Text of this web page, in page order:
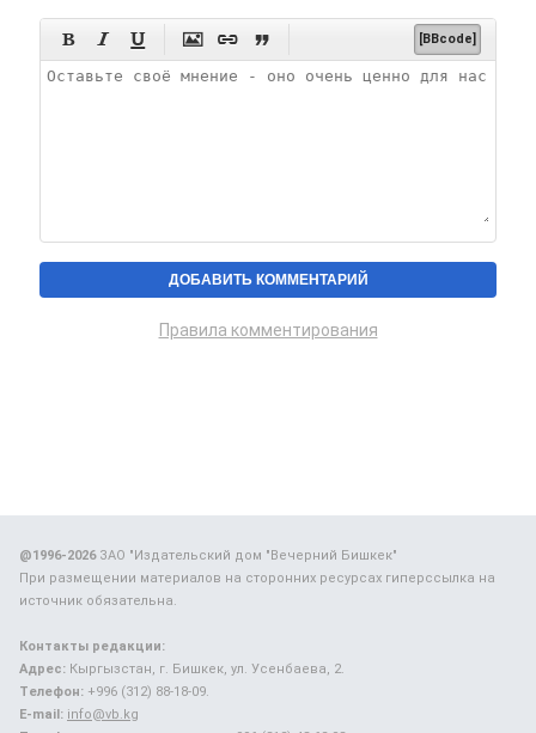
      [BBcode]
Правила комментирования
@1996-2026ЗАО "Издательский дом "Вечерний Бишкек"
При размещении материалов на сторонних ресурсах гиперссылка на
источник обязательна.
Контакты редакции:
Адрес: Кыргызстан, г. Бишкек, ул. Усенбаева, 2.
Телефон: +996 (312) 88-18-09.
E-mail: info@vb.kg